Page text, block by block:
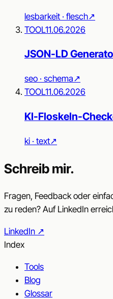
lesbarkeit · flesch↗︎
TOOL11.06.2026
JSON-LD
seo · schema↗︎
TOOL11.06.2026
KI-Floskeln-
ki · text↗︎
Schreib mir.
Fragen, Feedback oder
zu reden? Auf LinkedIn
LinkedIn ↗︎
Index
Tools
Blog
Glossar